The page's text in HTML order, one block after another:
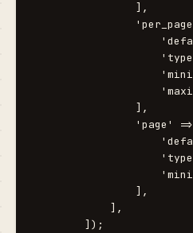
                ],
                ],
'page'
                ],
            ],
        ]);